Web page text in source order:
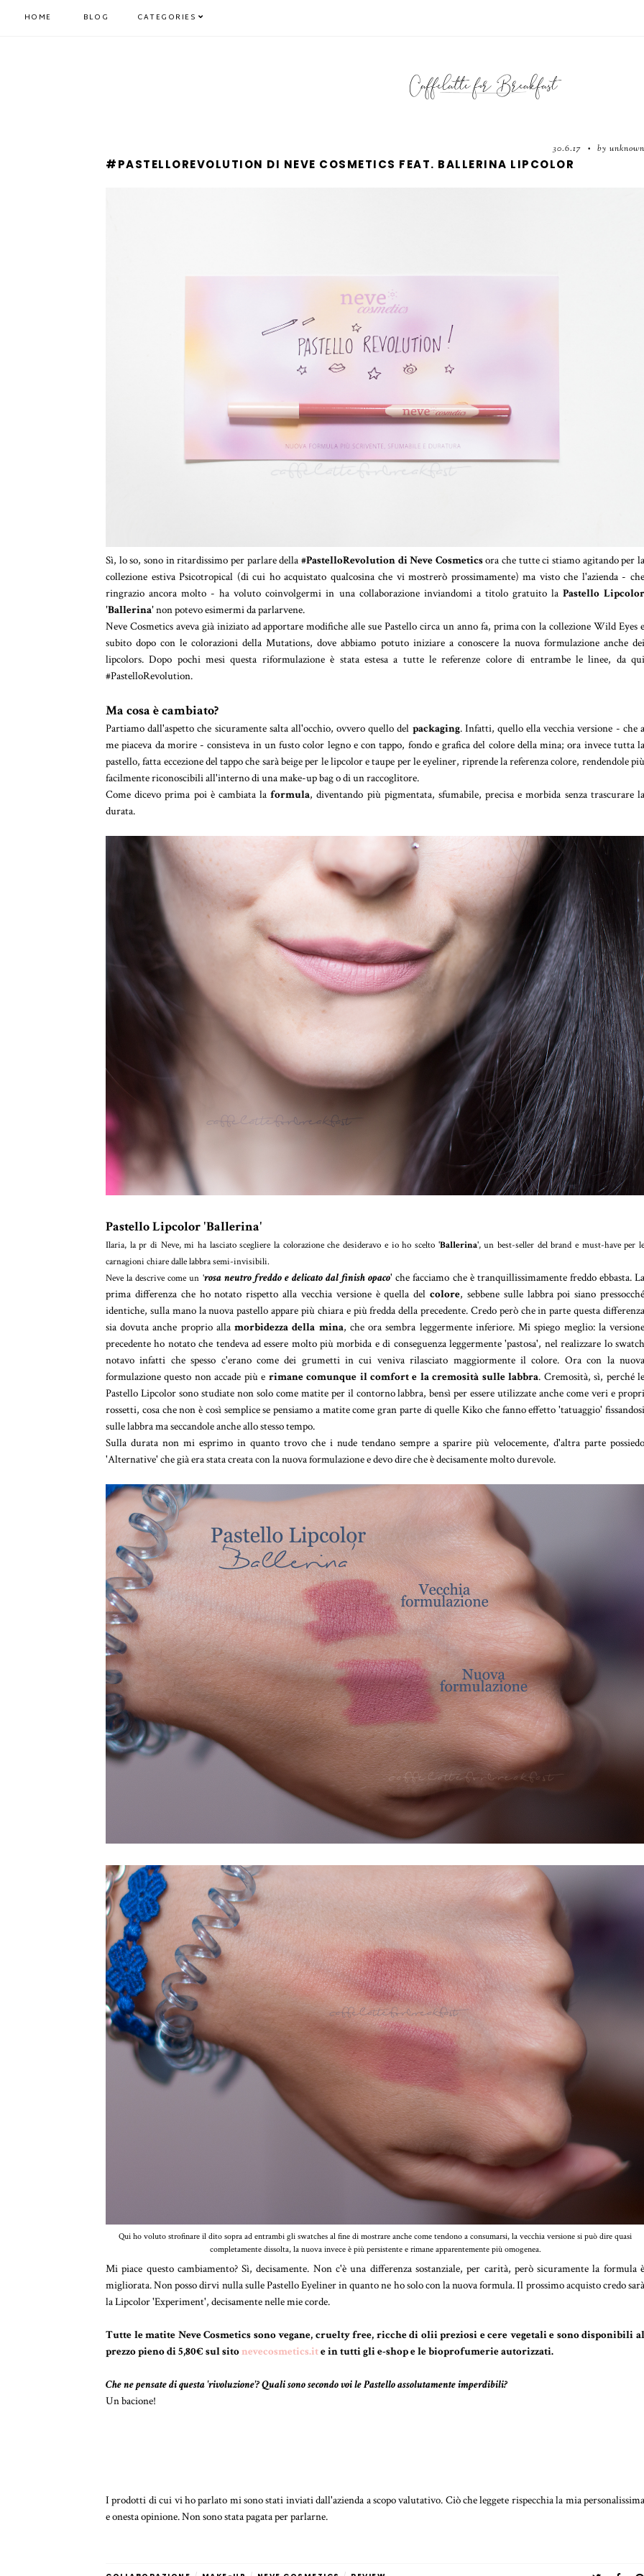
HOME BLOG CATEGORIES
30.6.17 • by unknown
#PASTELLOREVOLUTION DI NEVE COSMETICS FEAT. BALLERINA LIPCOLOR
Sì, lo so, sono in ritardissimo per parlare della #PastelloRevolution di Neve Cosmeticsora che tutte ci stiamo agitando per
collezione estiva Psicotropical (di cui ho acquistato qualcosina che vi mostrerò prossimamente) ma visto che l'azienda - che
ringrazio ancora molto - ha voluto coinvolgermi in una collaborazione inviandomi a titolo gratuito la Pastello Lipcolor
'Ballerina'non potevo esimermi da parlarvene.
Neve Cosmetics aveva già iniziato ad apportare modifiche alle sue Pastello circa un anno fa, prima con la collezione Wild Eyes e
subito dopo con le colorazioni della Mutations, dove abbiamo potuto iniziare a conoscere la nuova formulazione anche dei
lipcolors. Dopo pochi mesi questa riformulazione è stata estesa a tutte le referenze colore di entrambe le linee, da qui
#PastelloRevolution.
Ma cosa è cambiato?
Partiamo dall'aspetto che sicuramente salta all'occhio, ovvero quello del packaging. Infatti, quello ella vecchia versione - che
me piaceva da morire - consisteva in un fusto color legno e con tappo, fondo e grafica del colore della mina; ora invece tutta la
pastello, fatta eccezione del tappo che sarà beige per le lipcolor e taupe per le eyeliner, riprende la referenza colore, rendendole più
facilmente riconoscibili all'interno di una make-up bag o di un raccoglitore.
Come dicevo prima poi è cambiata laformula, diventando più pigmentata, sfumabile, precisa e morbida senza trascurare
durata.
Pastello Lipcolor 'Ballerina'
Ilaria, la pr di Neve, mi ha lasciato scegliere la colorazione che desideravo e io ho scelto 'Ballerina', un best-seller del brand e must-have per
carnagioni chiare dalle labbra semi-invisibili.
Neve la descrive come un 'rosa neutro freddo e delicato dal finish opaco' che facciamo che è tranquillissimamente freddo ebbasta.
prima differenza che ho notato rispetto alla vecchia versione è quella del colore, sebbene sulle labbra poi siano pressocché
identiche, sulla mano la nuova pastello appare più chiara e più fredda della precedente. Credo però che in parte questa differenza
sia dovuta anche proprio allamorbidezza della mina, che ora sembra leggermente inferiore. Mi spiego meglio: la
precedente ho notato che tendeva ad essere molto più morbida e di conseguenza leggermente 'pastosa', nel realizzare lo swatch
notavo infatti che spesso c'erano come dei grumetti in cui veniva rilasciato maggiormente il colore. Ora con la nuova
formulazione questo non accade più e rimane comunque il comfort e la cremosità sulle labbra. Cremosità, sì, perché
Pastello Lipcolor sono studiate non solo come matite per il contorno labbra, bensì per essere utilizzate anche come veri e propri
rossetti, cosa che non è così semplice se pensiamo a matite come gran parte di quelle Kiko che fanno effetto 'tatuaggio' fissandosi
sulle labbra ma seccandole anche allo stesso tempo.
Sulla durata non mi esprimo in quanto trovo che i nude tendano sempre a sparire più velocemente, d'altra parte possiedo
'Alternative' che già era stata creata con la nuova formulazione e devo dire che è decisamente molto durevole.
Qui ho voluto strofinare il dito sopra ad entrambi gli swatches al fine di mostrare anche come tendono a consumarsi, la vecchia versione si può dire quasi
completamente dissolta, la nuova invece è più persistente e rimane apparentemente più omogenea.
Mi piace questo cambiamento? Sì, decisamente. Non c'è una differenza sostanziale, per carità, però sicuramente la formula è
migliorata. Non posso dirvi nulla sulle Pastello Eyeliner in quanto ne ho solo con la nuova formula. Il prossimo acquisto credo sarà
la Lipcolor 'Experiment', decisamente nelle mie corde.
Tutte le matite Neve Cosmetics sono vegane, cruelty free, ricche di olii preziosi e cere vegetali e sono disponibili al
prezzo pieno di 5,80€ sul sitonevecosmetics.ite in tutti gli e-shop e le bioprofumerie autorizzati.
Che ne pensate di questa 'rivoluzione'? Quali sono secondo voi le Pastello assolutamente imperdibili?
Un bacione!
I prodotti di cui vi ho parlato mi sono stati inviati dall'azienda a scopo valutativo. Ciò che leggete rispecchia la mia personalissima
e onesta opinione. Non sono stata pagata per parlarne.